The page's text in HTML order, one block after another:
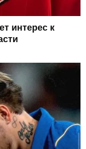
интерес к